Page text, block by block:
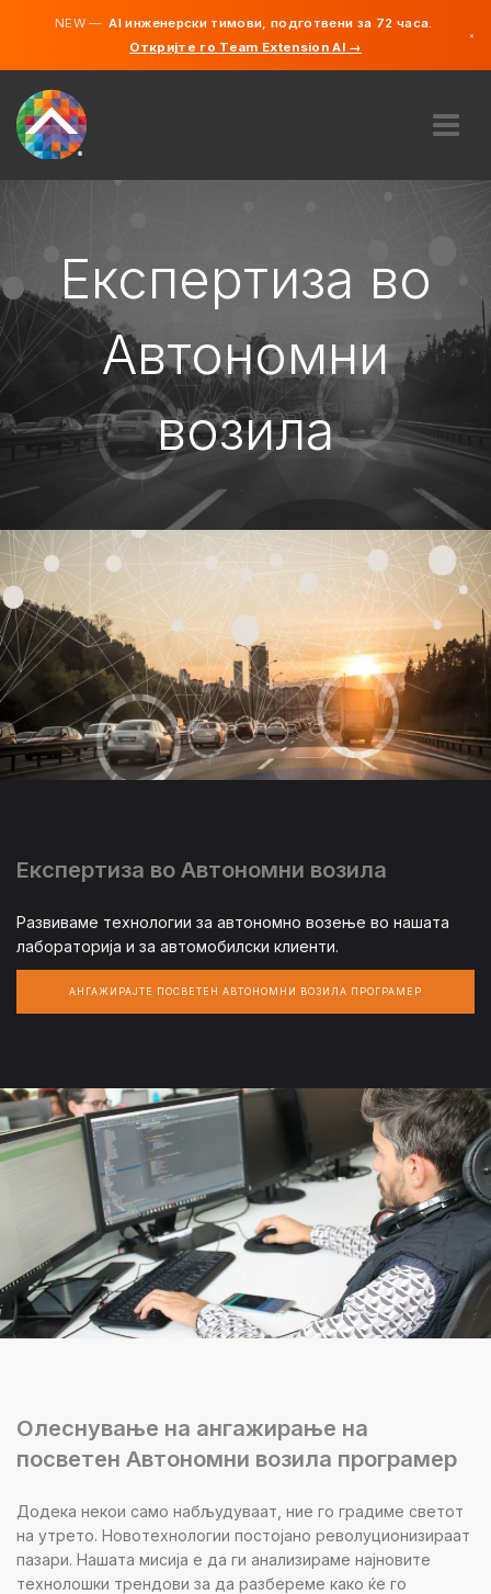
NEW —AI инженерски тимови, подготвени за 72 часа.
Откријте го Team Extension AI →
×
КАРИЕРИ
АНГАЖИРАЈ
СЕВЕРНА МАКЕДОНИЈА
MK
ЗАПОЧНЕТЕ
Експертиза во
Автономни
возила
Експертиза во Автономни возила
Развиваме технологии за автономно возење во нашата
лабораторија и за автомобилски клиенти.
АНГАЖИРАЈТЕ ПОСВЕТЕН АВТОНОМНИ ВОЗИЛА ПРОГРАМЕР
Олеснување на ангажирање на
посветен Автономни возила програмер
Додека некои само набљудуваат, ние го градиме светот
на утрето. Новотехнологии постојано револуционизираат
пазари. Нашата мисија е да ги анализираме најновите
технолошки трендови за да разбереме како ќе го